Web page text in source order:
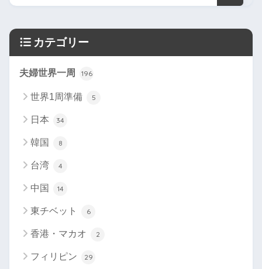
カテゴリー
夫婦世界一周 196
世界1周準備 5
日本 34
韓国 8
台湾 4
中国 14
東チベット 6
香港・マカオ 2
フィリピン 29